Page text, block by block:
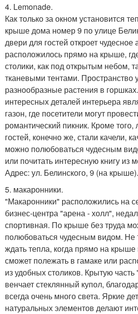
4. Lemonade.
Как только за окном установится
крыше дома номер 9 по улице
двери для гостей откроет
расположилось прямо на крыше,
столики, как под открытым небом,
тканевыми тентами. Пространство
разнообразные растения в
интересных деталей интерьера
газон, где посетители могут
романтический пикник. Кроме
гостей, конечно же, стали качели,
можно полюбоваться чудесным
или почитать интересную книгу из
Адрес: ул. Белинского, 9 (на крыше).
5. макаронники.
"Макаронники" расположились на
бизнес-центра "арена - холл",
спортивная. По крыше без труда
полюбоваться чудесным видом. Не
ждать тепла, когда прямо на
сможет полежать в гамаке или
из удобных столиков. Крытую
венчает стеклянный купол,
всегда очень много света. Яркие
натуральных элементов делают